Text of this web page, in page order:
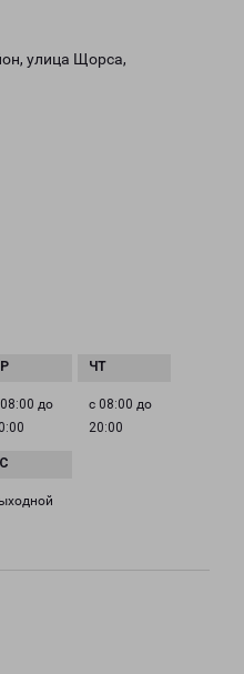
улица Щорса,
до
с 08:00 до
20:00